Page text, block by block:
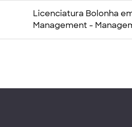
Licenciatura Bolonha
Management -